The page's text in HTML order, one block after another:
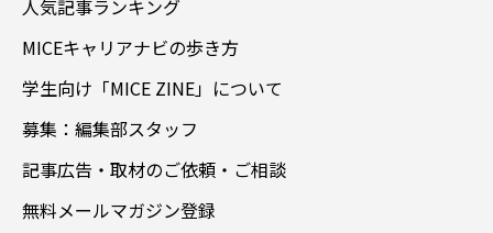
人気記事ランキング
MICEキャリアナビの歩き方
学生向け「MICE ZINE」について
募集：編集部スタッフ
記事広告・取材のご依頼・ご相談
無料メールマガジン登録